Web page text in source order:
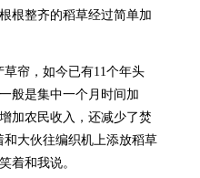
根整齐的稻草经过简单加
帘，如今已有11个年头
般是集中一个月时间加
加农民收入，还减少了焚
大伙往编织机上添放稻草
着和我说。